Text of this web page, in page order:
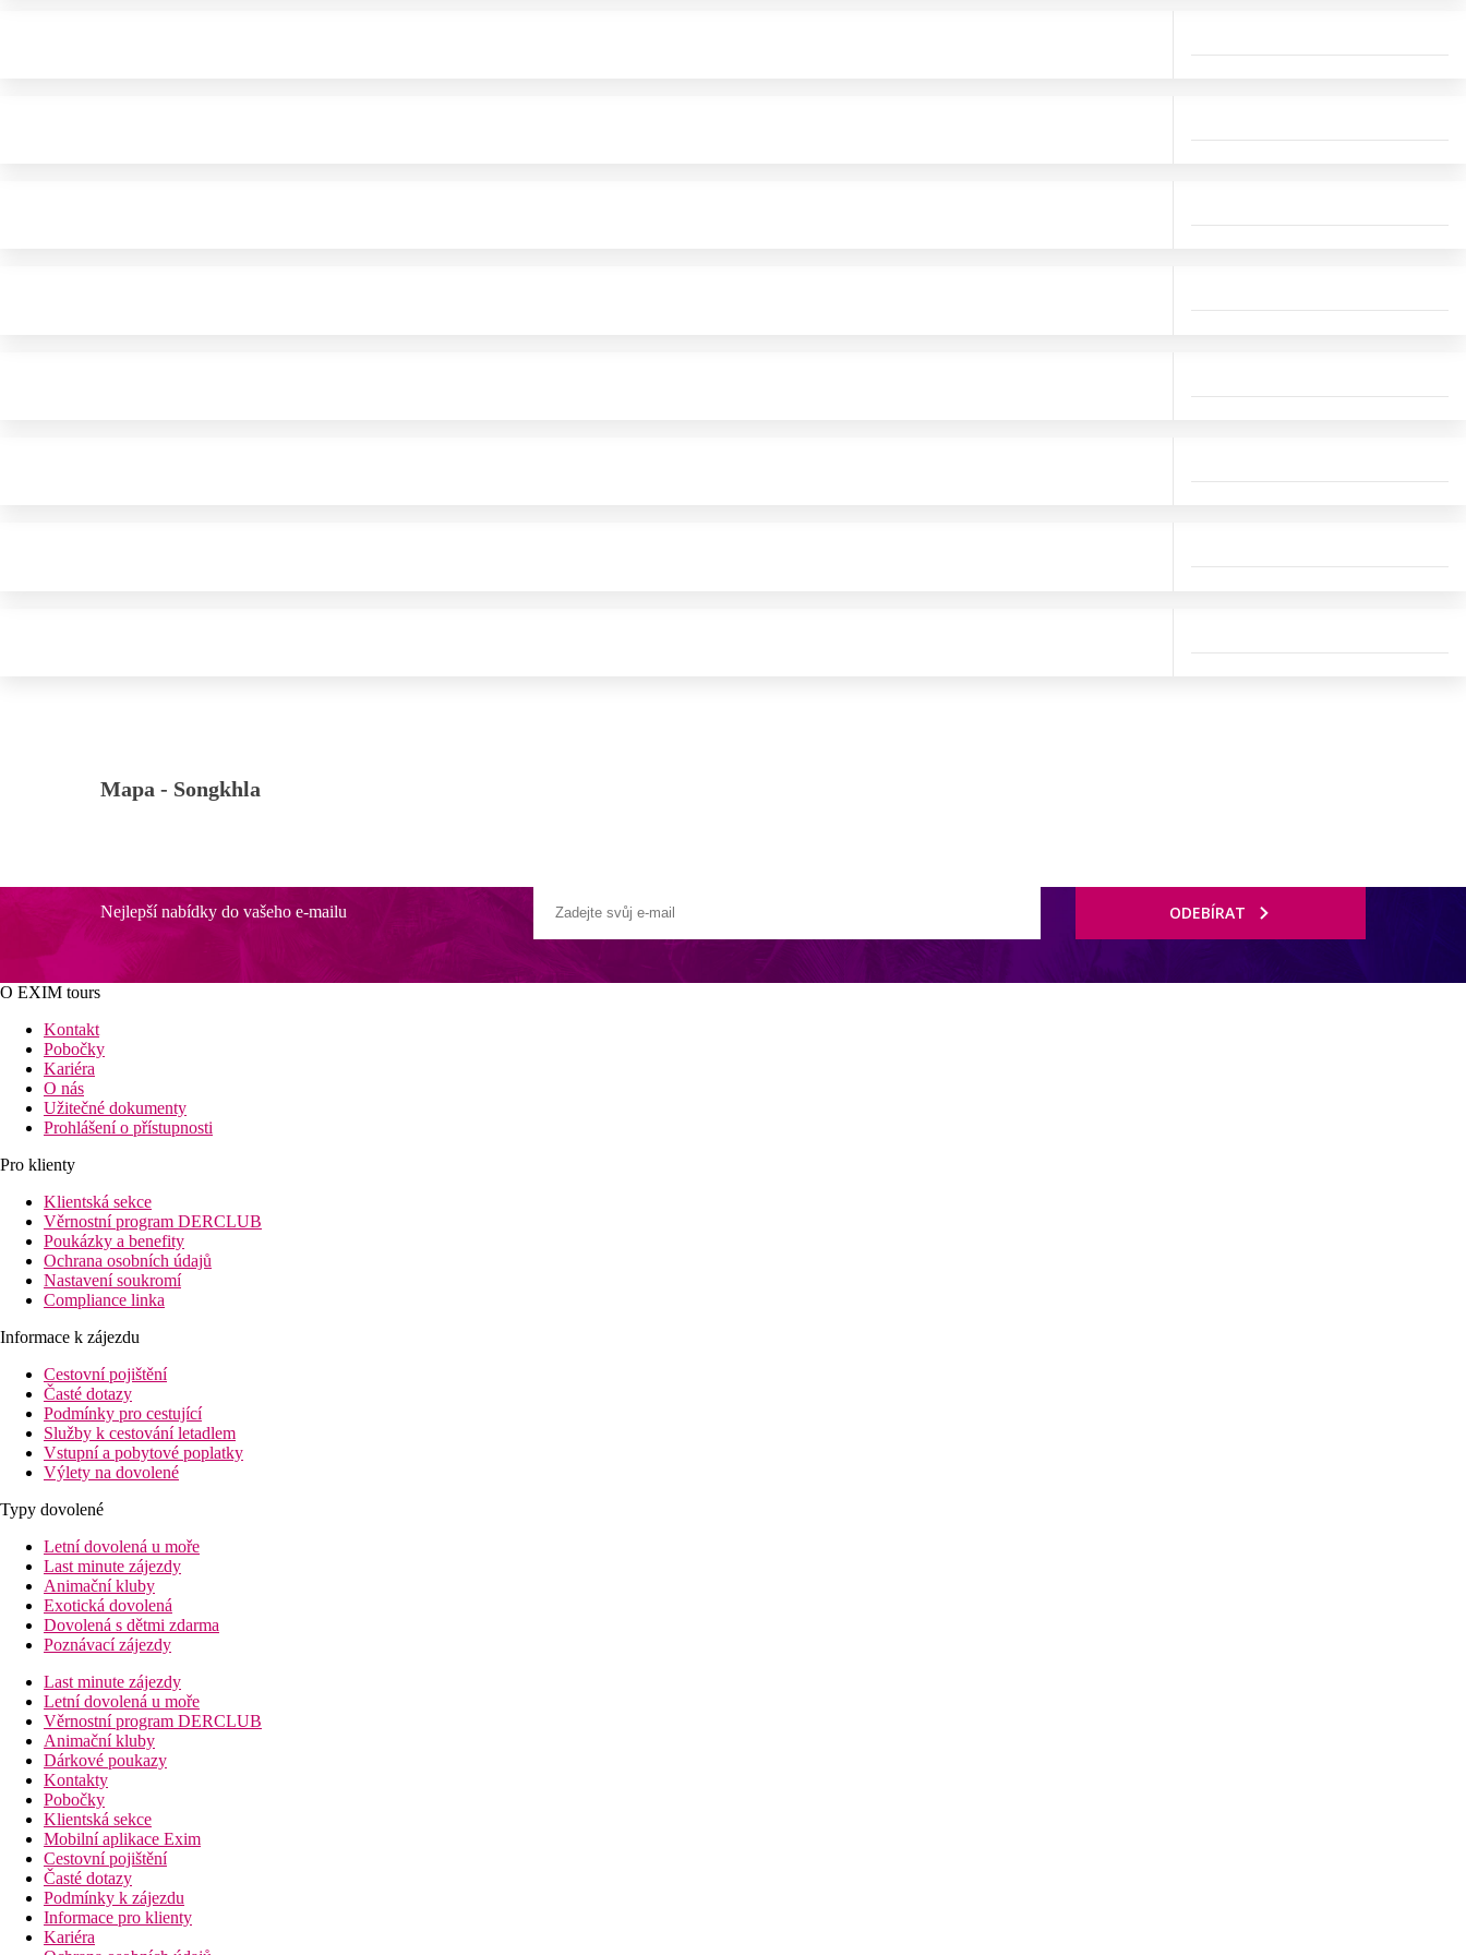
Mapa - Songkhla
Nejlepší nabídky do vašeho e-mailu ODEBÍRAT
O EXIM tours
Kontakt
Pobočky
Kariéra
O nás
Užitečné dokumenty
Prohlášení o přístupnosti
Pro klienty
Klientská sekce
Věrnostní program DERCLUB
Poukázky a benefity
Ochrana osobních údajů
Nastavení soukromí
Compliance linka
Informace k zájezdu
Cestovní pojištění
Časté dotazy
Podmínky pro cestující
Služby k cestování letadlem
Vstupní a pobytové poplatky
Výlety na dovolené
Typy dovolené
Letní dovolená u moře
Last minute zájezdy
Animační kluby
Exotická dovolená
Dovolená s dětmi zdarma
Poznávací zájezdy
Last minute zájezdy
Letní dovolená u moře
Věrnostní program DERCLUB
Animační kluby
Dárkové poukazy
Kontakty
Pobočky
Klientská sekce
Mobilní aplikace Exim
Cestovní pojištění
Časté dotazy
Podmínky k zájezdu
Informace pro klienty
Kariéra